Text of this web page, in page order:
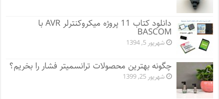
دانلود کتاب 11 پروژه میکروکنترلر AVR با
BASCOM
شهریور 5, 1394
چگونه بهترین محصولات ترانسمیتر فشار را بخریم؟
شهریور 25, 1399